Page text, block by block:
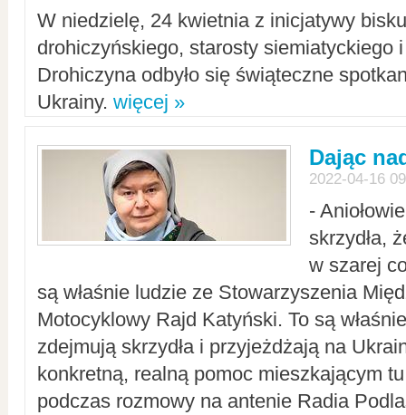
W niedzielę, 24 kwietnia z inicjatywy
drohiczyńskiego, starosty siemiatyckiego
Drohiczyna odbyło się świąteczne
Ukrainy. więcej »
Dając
2022-04-16
-
skrzydła,
w szarej
są właśnie ludzie ze Stowarzyszenia
Motocyklowy Rajd Katyński. To są
zdejmują skrzydła i przyjeżdżają na
konkretną, realną pomoc mieszkającym
podczas rozmowy na antenie Radia